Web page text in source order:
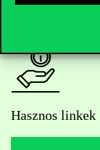
Hasznos linkek